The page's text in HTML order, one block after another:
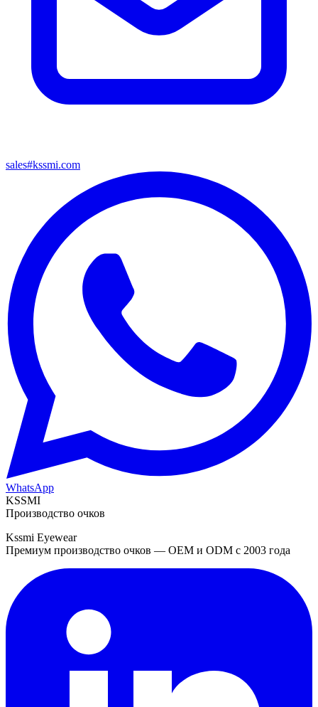
sales#kssmi.com
WhatsApp
KSSMI
Производство очков
Kssmi Eyewear
Премиум производство очков — OEM и ODM с 2003 года